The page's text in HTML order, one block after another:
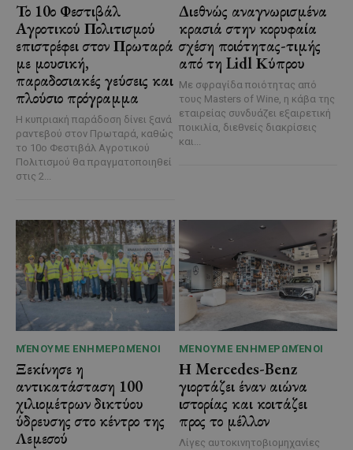
Το 10ο Φεστιβάλ
Αγροτικού Πολιτισμού
επιστρέφει στον Πρωταρά
με μουσική,
παραδοσιακές γεύσεις και
πλούσιο πρόγραμμα
Η κυπριακή παράδοση δίνει ξανά
ραντεβού στον Πρωταρά, καθώς
το 10ο Φεστιβάλ Αγροτικού
Πολιτισμού θα πραγματοποιηθεί
στις 2...
Διεθνώς αναγνωρισμένα
κρασιά στην κορυφαία
σχέση ποιότητας-τιμής
από τη Lidl Κύπρου
Με σφραγίδα ποιότητας από
τους Masters of Wine, η κάβα της
εταιρείας συνδυάζει εξαιρετική
ποικιλία, διεθνείς διακρίσεις
και...
ΜΈΝΟΥΜΕ ΕΝΗΜΕΡΩΜΈΝΟΙ
Ξεκίνησε η
αντικατάσταση 100
χιλιομέτρων δικτύου
ύδρευσης στο κέντρο της
Λεμεσού
ΜΈΝΟΥΜΕ ΕΝΗΜΕΡΩΜΈΝΟΙ
Η Mercedes-Benz
γιορτάζει έναν αιώνα
ιστορίας και κοιτάζει
προς το μέλλον
Λίγες αυτοκινητοβιομηχανίες